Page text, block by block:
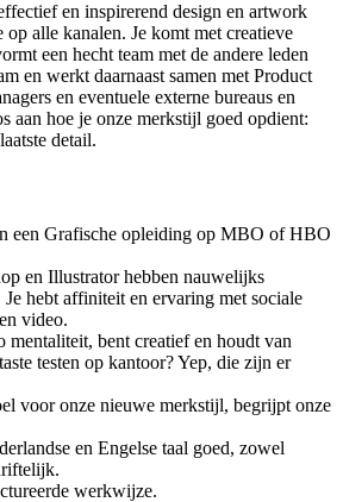
en inspirerend design en artwork
alle kanalen. Je komt met creatieve
een hecht team met de andere leden
en werkt daarnaast samen met Product
en eventuele externe bureaus en
aan hoe je onze merkstijl goed opdient:
detail.
een Grafische opleiding op MBO of HBO
en Illustrator hebben nauwelijks
hebt affiniteit en ervaring met sociale
video.
mentaliteit, bent creatief en houdt van
testen op kantoor? Yep, die zijn er
voor onze nieuwe merkstijl, begrijpt onze
en Engelse taal goed, zowel
werkwijze.